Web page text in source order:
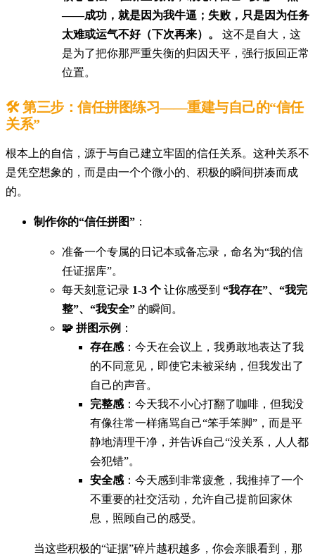
——成功，就是因为我牛逼；失败，只是因为任务
太难或运气不好（下次再来）。
这不是自大，这
是为了把你那严重失衡的归因天平，强行扳回正常
位置。
🛠️ 第三步：信任拼图练习——重建与自己的“信任
关系”
根本上的自信，源于与自己建立牢固的信任关系。这种关系不
是凭空想象的，而是由一个个微小的、积极的瞬间拼凑而成
的。
制作你的“信任拼图” ：
准备一个专属的日记本或备忘录，命名为“我的信
任证据库”。
每天刻意记录 1-3 个 让你感受到 “我存在”、“我完
整”、“我安全” 的瞬间。
🧩 拼图示例 ：
存在感 ：今天在会议上，我勇敢地表达了我
的不同意见，即使它未被采纳，但我发出了
自己的声音。
完整感 ：今天我不小心打翻了咖啡，但我没
有像往常一样痛骂自己“笨手笨脚”，而是平
静地清理干净，并告诉自己“没关系，人人都
会犯错”。
安全感 ：今天感到非常疲惫，我推掉了一个
不重要的社交活动，允许自己提前回家休
息，照顾自己的感受。
当这些积极的“证据”碎片越积越多，你会亲眼看到，那